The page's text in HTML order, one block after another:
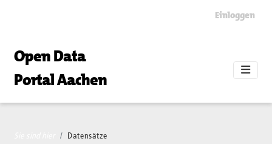
Einloggen
Open Data
Portal Aachen
Datensätze